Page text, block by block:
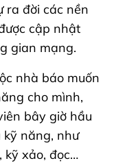
ra đời các nền
cập nhật
gian mạng.
nhà báo muốn
cho mình,
bây giờ hầu
năng, như
kỹ xảo, đọc…